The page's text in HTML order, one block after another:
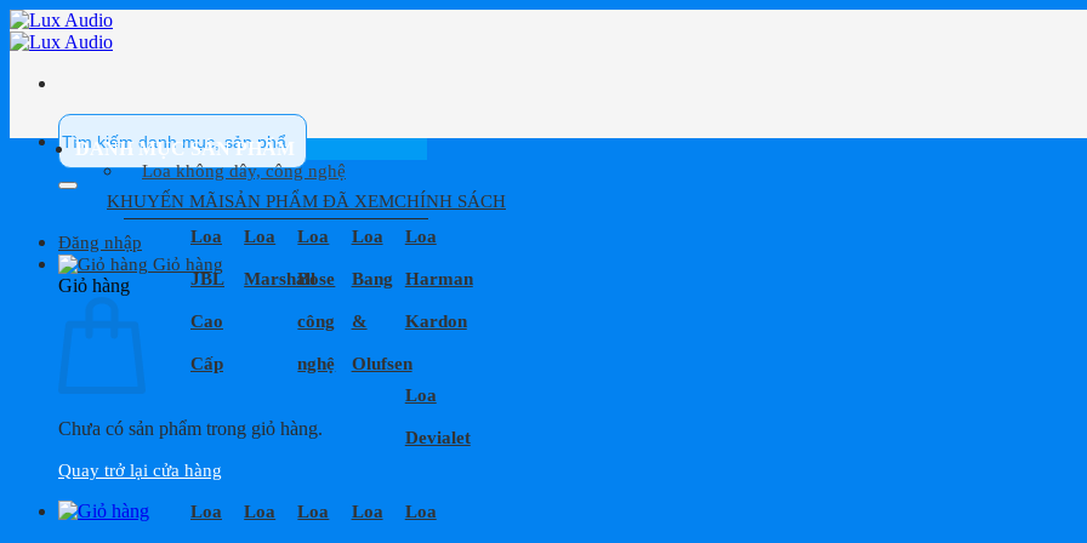
Bỏ
qua
dung
Tìm
kiếm:
KHUYẾN MÃISẢN PHẨM ĐÃ XEMCHÍNH SÁCH
Đăng nhập
Giỏ hàng
Giỏ hàng
Chưa có sản phẩm trong giỏ hàng.
Quay trở lại cửa hàng
DANH MỤC SẢN PHẨM
Loa không dây, công nghệ
Loa
JBL
Cao
Cấp
Loa
Marshall
Loa
Bose
công
nghệ
Loa
Bang
&
Olufsen
Loa
Harman
Kardon
Loa
Devialet
Loa Loa Loa Loa Loa